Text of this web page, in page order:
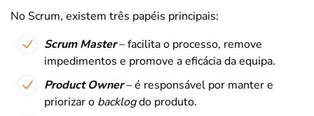
No Scrum, existem três papéis principais:
Scrum Master– facilita o processo, remove
impedimentos e promove a eficácia da equipa.
Product Owner– é responsável por manter e
priorizar o backlogdo produto.